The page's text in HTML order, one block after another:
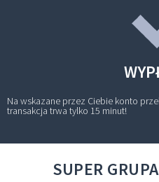
Na wskazane przez Ciebie konto
transakcja trwa tylko 15 minut!
SUPER